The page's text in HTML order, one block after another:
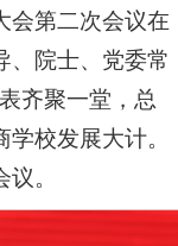
会第二次会议在
、院士、党委常
齐聚一堂，总
校发展大计。
。